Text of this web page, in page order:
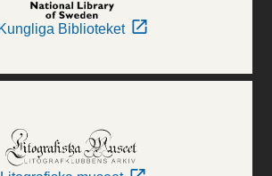
Kungliga Biblioteket